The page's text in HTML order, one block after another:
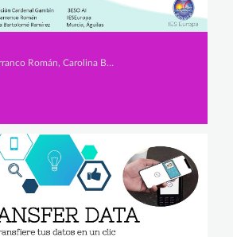
Secundaria, Paula Barranco Román, Carolina Bartolomé Ramírez y Concepción Cardenal Gambin